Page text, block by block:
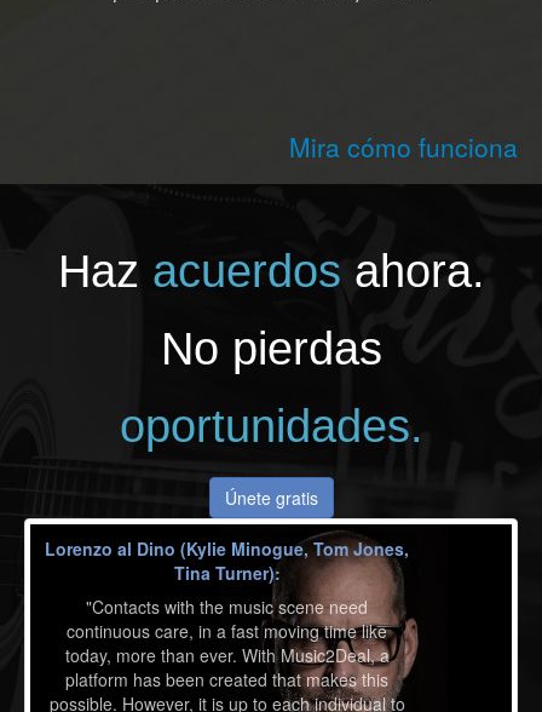
Mira cómo funciona
Haz acuerdos ahora.
No pierdas
oportunidades.
Únete gratis
Lorenzo al Dino (Kylie Minogue, Tom Jones,
Tina Turner):
"Contacts with the music scene need
continuous care, in a fast moving time like
today, more than ever. With Music2Deal, a
platform has been created that makes this
possible. However, it is up to each individual to